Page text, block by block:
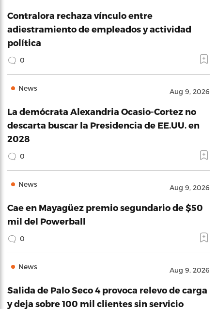
Contralora rechaza vínculo entre
adiestramiento de empleados y actividad
política
0
News Aug 9, 2026
La demócrata Alexandria Ocasio-Cortez no
descarta buscar la Presidencia de EE.UU. en
2028
0
News Aug 9, 2026
Cae en Mayagüez premio segundario de $50
mil del Powerball
0
News Aug 9, 2026
Salida de Palo Seco 4 provoca relevo de carga
y deja sobre 100 mil clientes sin servicio